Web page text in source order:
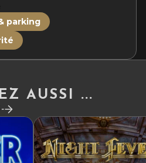
parking
AUSSI ...